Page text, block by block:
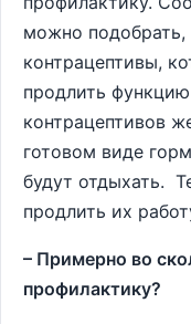
можно подобрать,
контрацептивы,
продлить
контрацептивов
готовом виде
будут отдыхать.
продлить их
– Примерно во
профилактику?